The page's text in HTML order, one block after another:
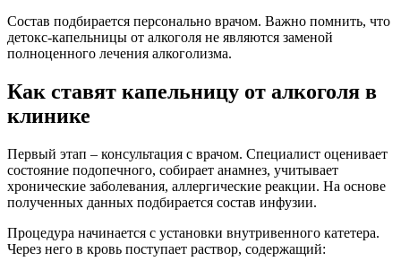
Состав подбирается персонально врачом. Важно помнить, что
детокс-капельницы от алкоголя не являются заменой
полноценного лечения алкоголизма.
Как ставят капельницу от алкоголя в
клинике
Первый этап – консультация с врачом. Специалист оценивает
состояние подопечного, собирает анамнез, учитывает
хронические заболевания, аллергические реакции. На основе
полученных данных подбирается состав инфузии.
Процедура начинается с установки внутривенного катетера.
Через него в кровь поступает раствор, содержащий: